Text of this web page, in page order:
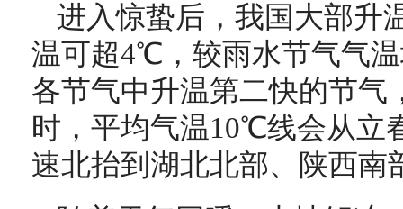
进入惊蛰后，我国大部升
温可超4℃，较雨水节气气
各节气中升温第二快的节气
时，平均气温10℃线会从立
速北抬到湖北北部、陕西南